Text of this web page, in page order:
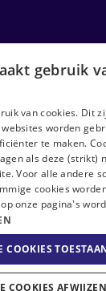
Disclaimer
Sitemap
discriminatie
gebruik
van cookies. Dit
worden
te maken.
als deze (strikt)
Voor alle andere
cookies
onze pagina's
COOKIES
COOKIES AFWIJZEN